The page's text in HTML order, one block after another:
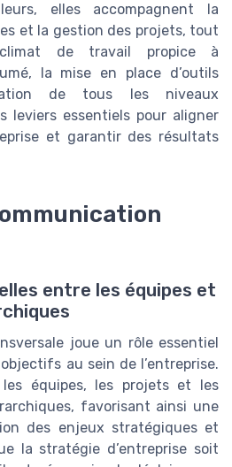
elles accompagnent la
et la gestion des projets, tout
de travail propice à
la mise en place d’outils
de tous les niveaux
leviers essentiels pour aligner
et garantir des résultats
entre les équipes et
joue un rôle essentiel
au sein de l’entreprise.
équipes, les projets et les
favorisant ainsi une
des enjeux stratégiques et
la stratégie d’entreprise soit